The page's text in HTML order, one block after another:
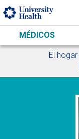
Skip to main content
MÉDICOS
El hogar